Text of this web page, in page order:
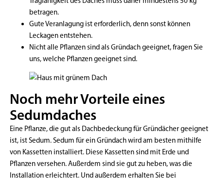
betragen.
Gute Veranlagung ist erforderlich, denn sonst können
Leckagen entstehen.
Nicht alle Pflanzen sind als Gründach geeignet, fragen Sie
uns, welche Pflanzen geeignet sind.
Noch mehr Vorteile eines
Sedumdaches
Eine Pflanze, die gut als Dachbedeckung für Gründächer geeignet
ist, ist Sedum. Sedum für ein Gründach wird am besten mithilfe
von Kassetten installiert. Diese Kassetten sind mit Erde und
Pflanzen versehen. Außerdem sind sie gut zu heben, was die
Installation erleichtert. Und außerdem erhalten Sie bei